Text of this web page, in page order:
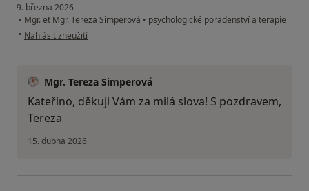
9. března 2026
• Mgr. et Mgr. Tereza Simperová • psychologické poradenství a terapie
• podle názoru uživatele Kateřina
Nahlásit zneužití
Mgr. Tereza Simperová
Kateřino, děkuji Vám za milá slova! S pozdravem,
Tereza
15. dubna 2026